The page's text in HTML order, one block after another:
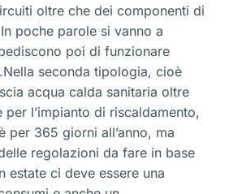
oltre che dei componenti di
poche parole si vanno a
poi di funzionare
seconda tipologia, cioè
acqua calda sanitaria oltre
per l’impianto di riscaldamento,
per 365 giorni all’anno, ma
regolazioni da fare in base
estate ci deve essere una